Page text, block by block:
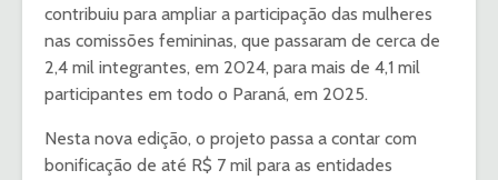
contribuiu para ampliar a participação das mulheres
nas comissões femininas, que passaram de cerca de
2,4 mil integrantes, em 2024, para mais de 4,1 mil
participantes em todo o Paraná, em 2025.
Nesta nova edição, o projeto passa a contar com
bonificação de até R$ 7 mil para as entidades